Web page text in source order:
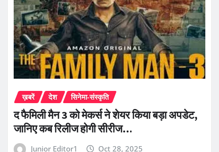
ख़बरें देश सिनेमा-संस्कृति
द फैमिली मैन 3 को मेकर्स ने शेयर किया बड़ा अपडेट,
जानिए कब रिलीज होगी सीरीज…
Junior Editor1 Oct 28, 2025